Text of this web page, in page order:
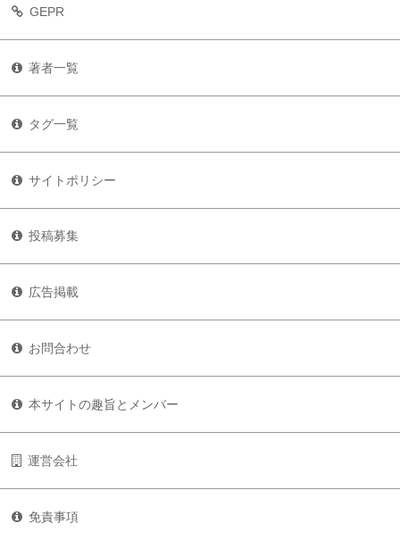
GEPR
著者一覧
タグ一覧
サイトポリシー
投稿募集
広告掲載
お問合わせ
本サイトの趣旨とメンバー
運営会社
免責事項